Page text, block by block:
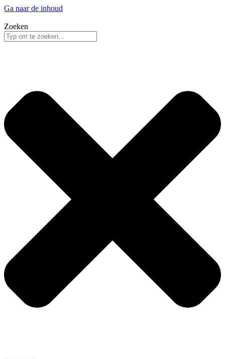
Ga naar de inhoud
Zoeken